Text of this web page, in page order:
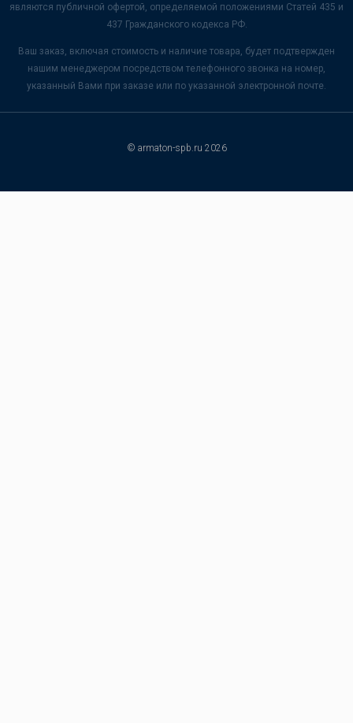
являются публичной офертой, определяемой положениями Статей 435 и
437 Гражданского кодекса РФ.
Ваш заказ, включая стоимость и наличие товара, будет подтвержден
нашим менеджером посредством телефонного звонка на номер,
указанный Вами при заказе или по указанной электронной почте.
© armaton-spb.ru 2026